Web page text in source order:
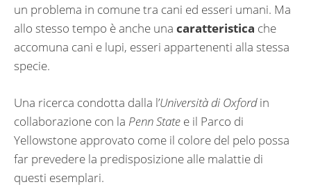
un problema in comune tra cani ed esseri umani. Ma
allo stesso tempo è anche una caratteristica che
accomuna cani e lupi, esseri appartenenti alla stessa
specie.
Una ricerca condotta dalla l’Università di Oxfordin
collaborazione con la Penn State e il Parco di
Yellowstone approvato come il colore del pelo possa
far prevedere la predisposizione alle malattie di
questi esemplari.